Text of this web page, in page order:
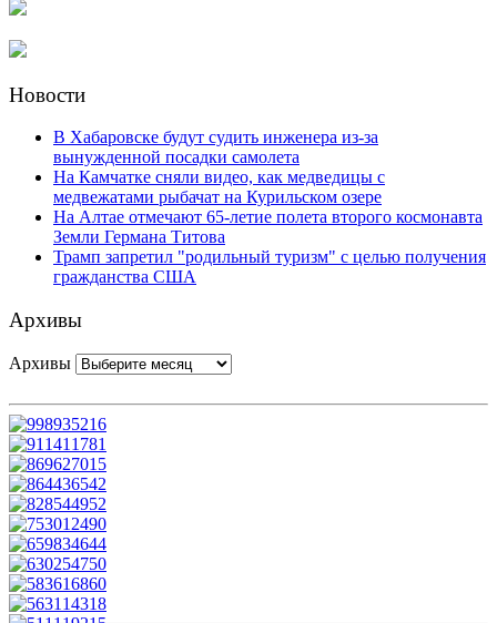
Новости
В Хабаровске будут судить инженера из-за
вынужденной посадки самолета
На Камчатке сняли видео, как медведицы с
медвежатами рыбачат на Курильском озере
На Алтае отмечают 65-летие полета второго космонавта
Земли Германа Титова
Трамп запретил "родильный туризм" с целью получения
гражданства США
Архивы
Архивы